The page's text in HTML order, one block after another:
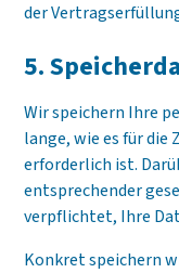
der
5.
Wir speichern Ihre
lange, wie es für die
erforderlich ist.
entsprechender
verpflichtet, Ihre
Konkret speichern